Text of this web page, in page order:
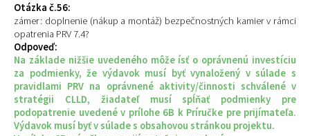
Otázka č.56:
zámer: doplnenie (nákup a montáž) bezpečnostných kamier v rámci
opatrenia PRV 7.4?
Odpoveď:
Na základe nižšie uvedeného môže ísť o oprávnenú investíciu
za podmienky, že výdavok musí byť vynaložený v súlade s
pravidlami PRV na oprávnené aktivity/činnosti schválené v
stratégii CLLD, žiadateľ musí spĺňať podmienky pre
podopatrenie uvedené v prílohe 6B k Príručke pre prijímateľa.
Výdavok musí byť v súlade s obsahovou stránkou projektu.